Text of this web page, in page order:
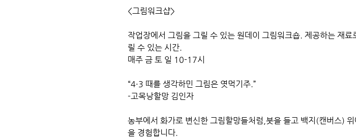
<그림워크샵>
작업장에서 그림을 그릴 수 있는 원데이 그림워크숍. 제공하는 재
릴 수 있는 시간.
매주 금 토 일 10-17시
“4·3 때를 생각하민 그림은 엿먹기주.”
-고목낭할망 김인자
농부에서 화가로 변신한 그림할망들처럼,붓을 들고 백지(캔버스)
을 경험합니다.